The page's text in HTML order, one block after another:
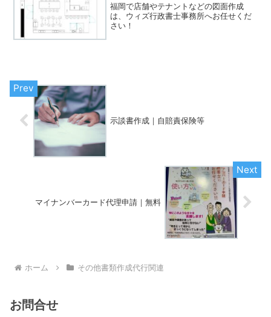
福岡で店舗やテナントなどの図面作成
は、ウィズ行政書士事務所へお任せくだ
さい！
示談書作成｜自賠責保険等
マイナンバーカード代理申請｜無料
ホーム その他書類作成代行関連
お問合せ